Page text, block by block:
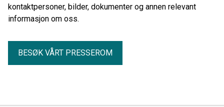
kontaktpersoner, bilder, dokumenter og annen relevant
informasjon om oss.
BESØK VÅRT PRESSEROM